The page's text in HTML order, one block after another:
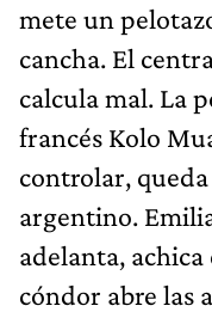
mete un
cancha. El
calcula mal. La
francés Kolo
controlar,
argentino.
adelanta,
cóndor abre las